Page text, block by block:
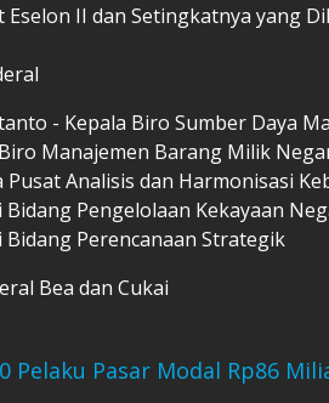
II dan Setingkatnya yang
- Kepala Biro Sumber Daya
Manajemen Barang Milik
Analisis dan Harmonisasi
Pengelolaan Kekayaan
Bidang Perencanaan Strategik
Bea dan Cukai
Pelaku Pasar Modal Rp86